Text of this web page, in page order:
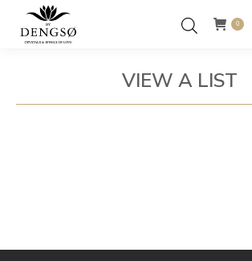
0
VIEW A LIST
You are here: